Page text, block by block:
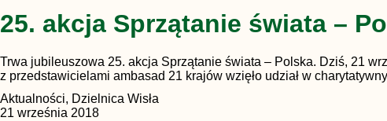
25. akcja Sprzątanie świata –
Trwa jubileuszowa 25. akcja Sprzątanie świata – Polska. Dziś, 21
z przedstawicielami ambasad 21 krajów wzięło udział w
Aktualności, Dzielnica Wisła
21 września 2018